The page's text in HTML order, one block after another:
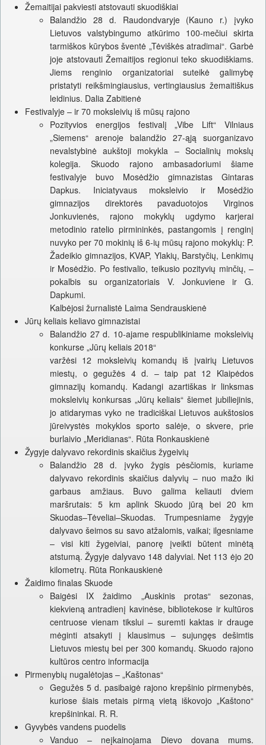
Žemaitijai pakviesti atstovauti skuodiškiai
Balandžio 28 d. Raudondvaryje (Kauno r.) įvyko
Lietuvos valstybingumo atkūrimo 100-mečiui skirta
tarmiškos kūrybos šventė „Tėviškės atradimai“. Garbė
joje atstovauti Žemaitijos regionui teko skuodiškiams.
Jiems renginio organizatoriai suteikė galimybę
pristatyti reikšmingiausius, vertingiausius žemaitiškus
leidinius. Dalia Zabitienė
Festivalyje – ir 70 moksleivių iš mūsų rajono
Pozityvios energijos festivalį „Vibe Lift“ Vilniaus
„Siemens“ arenoje balandžio 27-ąją suorganizavo
nevalstybinė aukštoji mokykla – Socialinių mokslų
kolegija. Skuodo rajono ambasadoriumi šiame
festivalyje buvo Mosėdžio gimnazistas Gintaras
Dapkus. Iniciatyvaus moksleivio ir Mosėdžio
gimnazijos direktorės pavaduotojos Virginos
Jonkuvienės, rajono mokyklų ugdymo karjerai
metodinio ratelio pirmininkės, pastangomis į renginį
nuvyko per 70 mokinių iš 6-ių mūsų rajono mokyklų: P.
Žadeikio gimnazijos, KVAP, Ylakių, Barstyčių, Lenkimų
ir Mosėdžio. Po festivalio, teikusio pozityvių minčių, –
pokalbis su organizatoriais V. Jonkuviene ir G.
Dapkumi.
Kalbėjosi žurnalistė Laima Sendrauskienė
Jūrų keliais keliavo gimnazistai
Balandžio 27 d. 10-ajame respublikiniame moksleivių
konkurse „Jūrų keliais 2018“
varžėsi 12 moksleivių komandų iš įvairių Lietuvos
miestų, o gegužės 4 d. – taip pat 12 Klaipėdos
gimnazijų komandų. Kadangi azartiškas ir linksmas
moksleivių konkursas „Jūrų keliais“ šiemet jubiliejinis,
jo atidarymas vyko ne tradiciškai Lietuvos aukštosios
jūreivystės mokyklos sporto salėje, o skvere, prie
burlaivio „Meridianas“. Rūta Ronkauskienė
Žygyje dalyvavo rekordinis skaičius žygeivių
Balandžio 28 d. įvyko žygis pėsčiomis, kuriame
dalyvavo rekordinis skaičius dalyvių – nuo mažo iki
garbaus amžiaus. Buvo galima keliauti dviem
maršrutais: 5 km aplink Skuodo jūrą bei 20 km
Skuodas–Tėveliai–Skuodas. Trumpesniame žygyje
dalyvavo šeimos su savo atžalomis, vaikai; ilgesniame
– visi kiti žygeiviai, panorę įveikti būtent minėtą
atstumą. Žygyje dalyvavo 148 dalyviai. Net 113 ėjo 20
kilometrų. Rūta Ronkauskienė
Žaidimo finalas Skuode
Baigėsi IX žaidimo „Auskinis protas“ sezonas,
kiekvieną antradienį kavinėse, bibliotekose ir kultūros
centruose vienam tikslui – suremti kaktas ir drauge
mėginti atsakyti į klausimus – sujungęs dešimtis
Lietuvos miestų bei per 300 komandų. Skuodo rajono
kultūros centro informacija
Pirmenybių nugalėtojas – „Kaštonas“
Gegužės 5 d. pasibaigė rajono krepšinio pirmenybės,
kuriose šiais metais pirmą vietą iškovojo „Kaštono“
krepšininkai. R. R.
Gyvybės vandens puodelis
Vanduo – neįkainojama Dievo dovana mums.